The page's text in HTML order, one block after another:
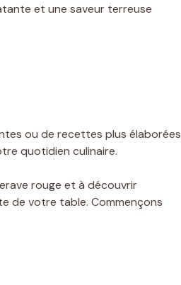
et une saveur terreuse
ou de recettes plus
quotidien culinaire.
rouge et à découvrir
de votre table. Commençons